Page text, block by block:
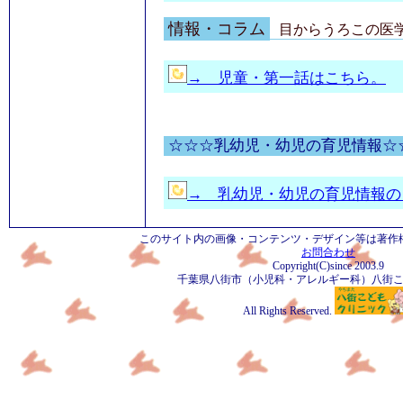
情報・コラム 目からうろこの医
→ 児童・第一話はこちら。
☆☆☆乳幼児・幼児の育児情報
→ 乳幼児・幼児の育児情報の
このサイト内の画像・コンテンツ・デザイン等は著
お問合わせ
Copyright(C)since 2003.9
千葉県八街市（小児科・アレルギー科）八街
All Rights Reserved.